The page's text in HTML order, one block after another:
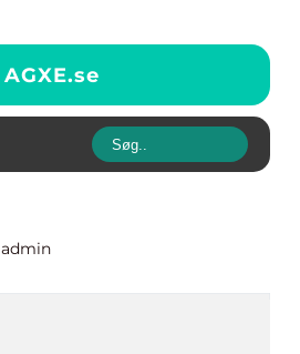
AGXE.se
admin